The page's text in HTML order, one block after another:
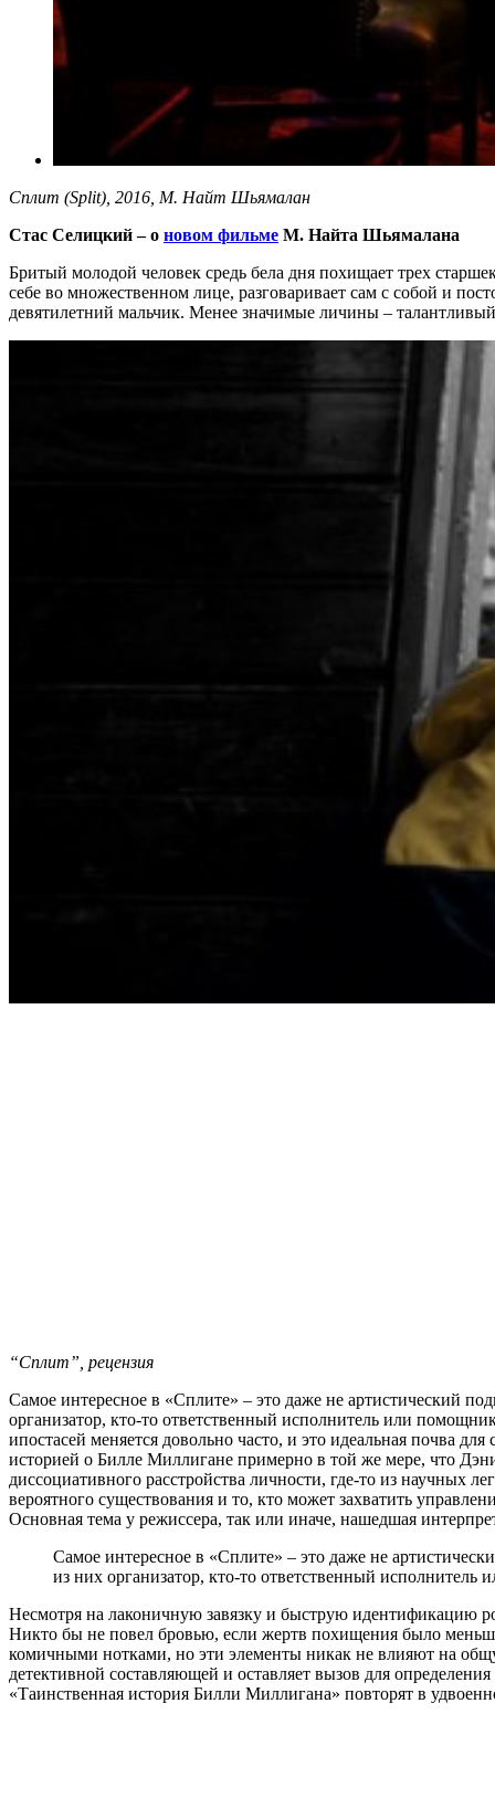
Сплит (Split), 2016, М. Найт Шьямалан
Стас Селицкий – о новом фильме М. Найта Шьямалана
Бритый молодой человек средь бела дня похищает трех
себе во множественном лице, разговаривает сам с собой и
девятилетний мальчик. Менее значимые личины –
“Сплит”, рецензия
Самое интересное в «Сплите» – это даже не артистический
организатор, кто-то ответственный исполнитель или
ипостасей меняется довольно часто, и это идеальная почва
историей о Билле Миллигане примерно в той же мере, что
диссоциативного расстройства личности, где-то из научных
вероятного существования и то, кто может захватить
Основная тема у режиссера, так или иначе, нашедшая
Самое интересное в «Сплите» – это даже не
из них организатор, кто-то ответственный
Несмотря на лаконичную завязку и быструю идентификацию
Никто бы не повел бровью, если жертв похищения было
комичными нотками, но эти элементы никак не влияют на
детективной составляющей и оставляет вызов для
«Таинственная история Билли Миллигана» повторят в